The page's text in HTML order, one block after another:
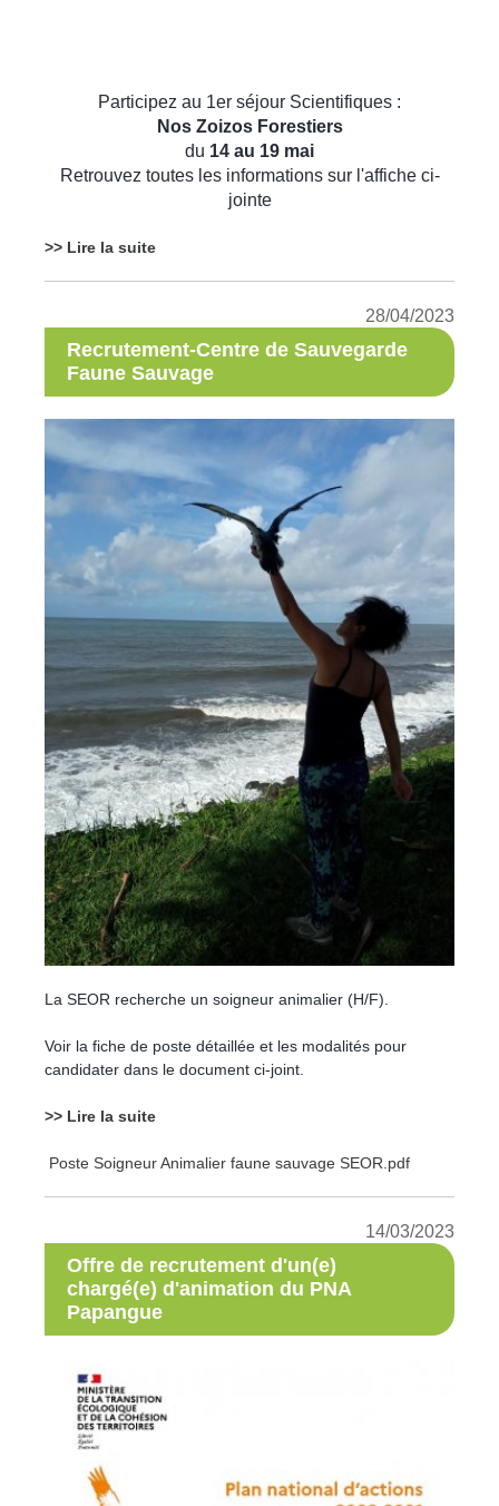
Participez au 1er séjour Scientifiques :
Nos Zoizos Forestiers
du 14 au 19 mai
Retrouvez toutes les informations sur l'affiche ci-
jointe
>> Lire la suite
28/04/2023
Recrutement-Centre de Sauvegarde
Faune Sauvage
La SEOR recherche un soigneur animalier (H/F).
Voir la fiche de poste détaillée et les modalités pour
candidater dans le document ci-joint.
>> Lire la suite
Poste Soigneur Animalier faune sauvage SEOR.pdf
14/03/2023
Offre de recrutement d'un(e)
chargé(e) d'animation du PNA
Papangue